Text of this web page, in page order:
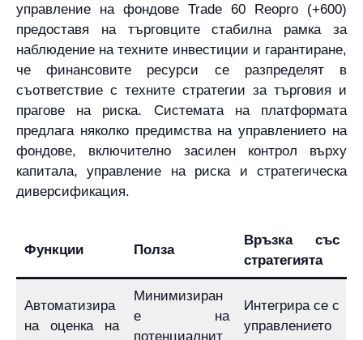
управление на фондове Trade 60 Reopro (+600)
предоставя на търговците стабилна рамка за
наблюдение на техните инвестиции и гарантиране,
че финансовите ресурси се разпределят в
съответствие с техните стратегии за търговия и
прагове на риска. Системата на платформата
предлага няколко предимства на управлението на
фондове, включително засилен контрол върху
капитала, управление на риска и стратегическа
диверсификация.
Функции Полза
Връзка със
стратегията
Автоматизира
на оценка на
Минимизиран
е на
потенциалнит
Интегрира се с
управлението